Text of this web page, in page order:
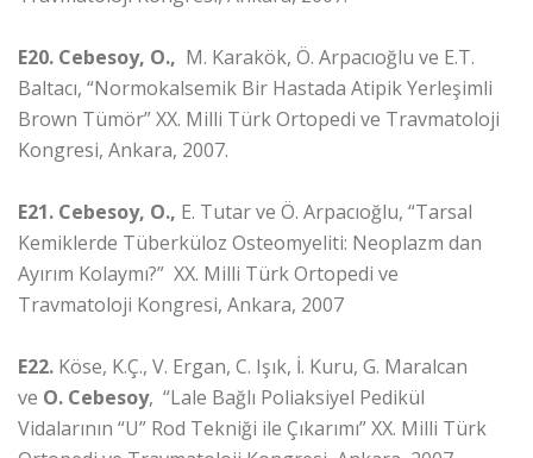
E20. Cebesoy, O., M. Karakök, Ö. Arpacıoğlu ve E.T.
Baltacı, “Normokalsemik Bir Hastada Atipik Yerleşimli
Brown Tümör” XX. Milli Türk Ortopedi ve Travmatoloji
Kongresi, Ankara, 2007.
E21. Cebesoy, O., E. Tutar ve Ö. Arpacıoğlu, “Tarsal
Kemiklerde Tüberküloz Osteomyeliti: Neoplazm dan
Ayırım Kolaymı?” XX. Milli Türk Ortopedi ve
Travmatoloji Kongresi, Ankara, 2007
E22. Köse, K.Ç., V. Ergan, C. Işık, İ. Kuru, G. Maralcan
ve O. Cebesoy, “Lale Bağlı Poliaksiyel Pedikül
Vidalarının “U” Rod Tekniği ile Çıkarımı” XX. Milli Türk